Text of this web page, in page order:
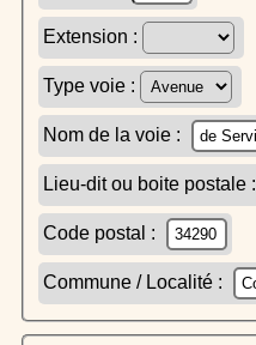
Extension :
Type voie :
Nom de la voie :
Lieu-dit ou boite postale :
Code postal :
Commune / Localité :